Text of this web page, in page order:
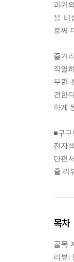
과거
을 비
로써
줄거리
작열
무런
견한
하게
■구
전자
단편
줄 리
목차
골목
리뷰: